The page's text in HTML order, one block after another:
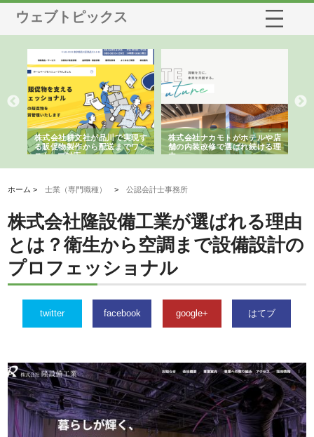
ウェブトピックス
株式会社耕文社が品川で実現す
る販促物製作から配送までワン
ストップ対応
株式会社ナカモトがホテルや店
舗の内装改修で選ばれ続ける理
由
ホーム >士業（専門職種） >公認会計士事務所
株式会社隆設備工業が選ばれる理由
とは？衛生から空調まで設備設計の
プロフェッショナル
twitter facebook google+ はてブ